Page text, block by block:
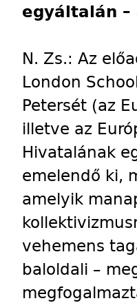
egyáltalán –
N. Zs.: Az
London
Petersét (az
illetve az
Hivatalának
emelendő ki,
amelyik
vehemens
baloldali –